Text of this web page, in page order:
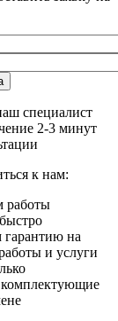
специалист
2-3 минут
к нам:
работы
гарантию на
и услуги